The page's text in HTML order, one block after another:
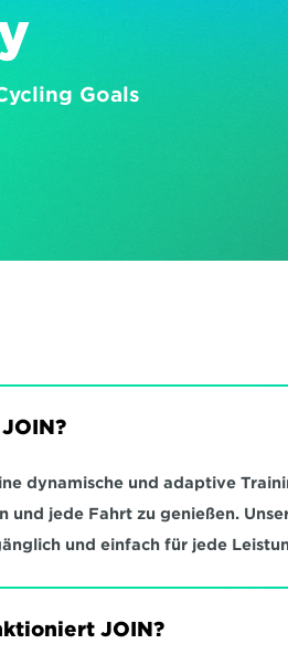
Goals
dynamische und adaptive
und jede Fahrt zu genießen.
und einfach für jede
JOIN?